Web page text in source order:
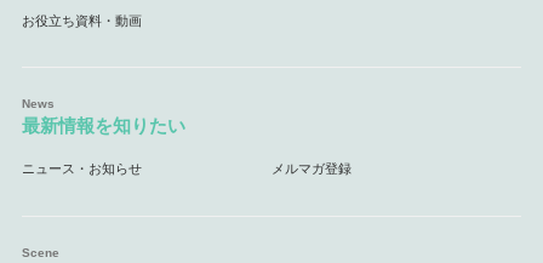
お役立ち資料・動画
最新情報を知りたい
ニュース・お知らせ メルマガ登録